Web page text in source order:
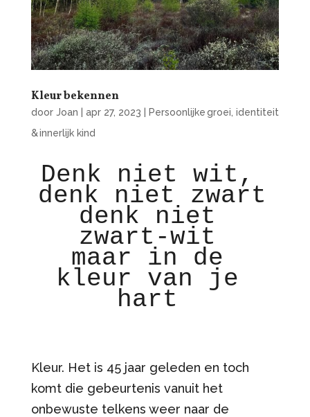
Kleur bekennen
door Joan apr 27, 2023
Persoonlijke groei, identiteit
& innerlijk kind
Denk niet wit,
denk niet zwart
denk niet
zwart-wit
maar in de
kleur van je
hart
Kleur. Het is 45 jaar geleden en toch
komt die gebeurtenis vanuit het
onbewuste telkens weer naar de